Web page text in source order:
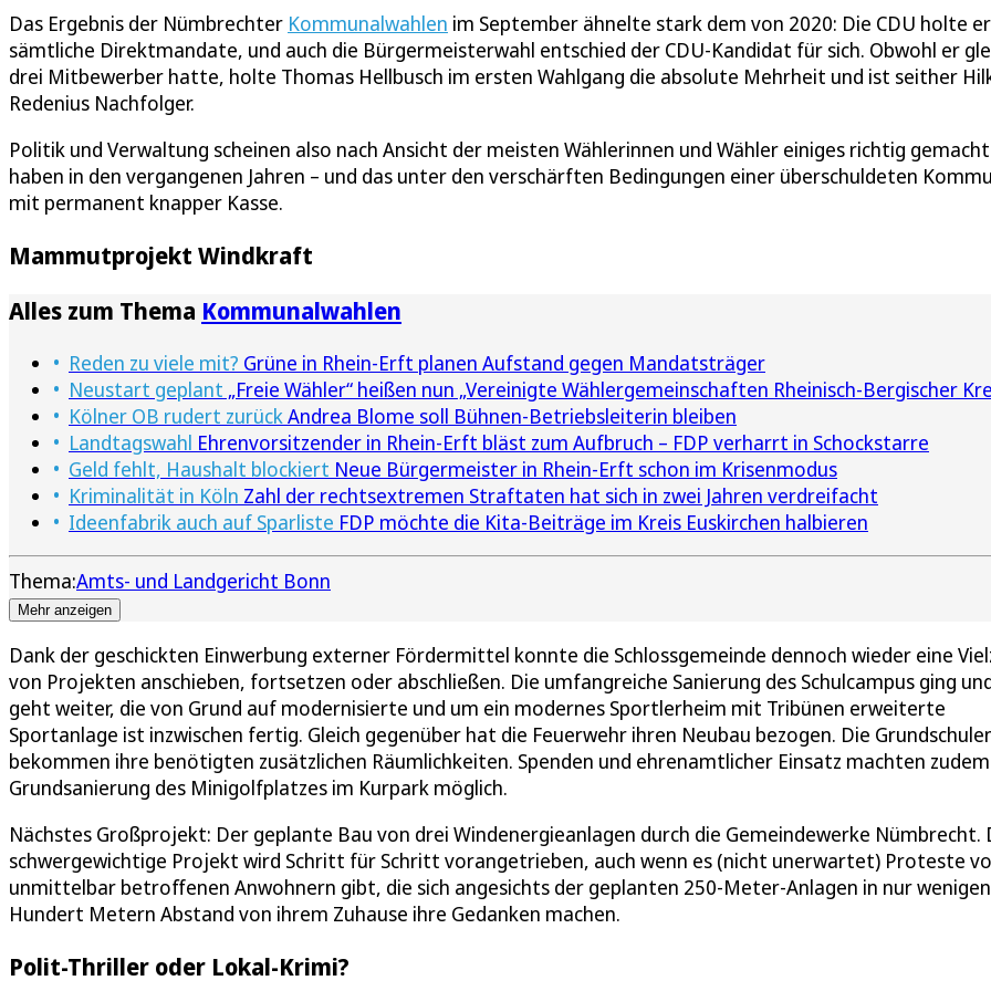
Das Ergebnis der Nümbrechter Kommunalwahlen im September ähnelte stark dem von 2020: Die CDU holte
sämtliche Direktmandate, und auch die Bürgermeisterwahl entschied der CDU-Kandidat für sich. Obwohl er
drei Mitbewerber hatte, holte Thomas Hellbusch im ersten Wahlgang die absolute Mehrheit und ist seither
Redenius Nachfolger.
Politik und Verwaltung scheinen also nach Ansicht der meisten Wählerinnen und Wähler einiges richtig
haben in den vergangenen Jahren – und das unter den verschärften Bedingungen einer überschuldeten
mit permanent knapper Kasse.
Mammutprojekt Windkraft
Alles zum Thema Kommunalwahlen
Reden zu viele mit? Grüne in Rhein-Erft planen Aufstand gegen Mandatsträger
Neustart geplant „Freie Wähler“ heißen nun „Vereinigte Wählergemeinschaften Rheinisch-Bergischer
Kölner OB rudert zurückAndrea Blome soll Bühnen-Betriebsleiterin bleiben
Landtagswahl Ehrenvorsitzender in Rhein-Erft bläst zum Aufbruch – FDP verharrt in Schockstarre
Geld fehlt, Haushalt blockiert Neue Bürgermeister in Rhein-Erft schon im Krisenmodus
Kriminalität in Köln Zahl der rechtsextremen Straftaten hat sich in zwei Jahren verdreifacht
Ideenfabrik auch auf Sparliste FDP möchte die Kita-Beiträge im Kreis Euskirchen halbieren
Thema:Amts- und Landgericht Bonn
Mehr anzeigen
Dank der geschickten Einwerbung externer Fördermittel konnte die Schlossgemeinde dennoch wieder eine
von Projekten anschieben, fortsetzen oder abschließen. Die umfangreiche Sanierung des Schulcampus ging
geht weiter, die von Grund auf modernisierte und um ein modernes Sportlerheim mit Tribünen erweiterte
Sportanlage ist inzwischen fertig. Gleich gegenüber hat die Feuerwehr ihren Neubau bezogen. Die
bekommen ihre benötigten zusätzlichen Räumlichkeiten. Spenden und ehrenamtlicher Einsatz machten
Grundsanierung des Minigolfplatzes im Kurpark möglich.
Nächstes Großprojekt: Der geplante Bau von drei Windenergieanlagen durch die Gemeindewerke Nümbrecht.
schwergewichtige Projekt wird Schritt für Schritt vorangetrieben, auch wenn es (nicht unerwartet) Proteste
unmittelbar betroffenen Anwohnern gibt, die sich angesichts der geplanten 250-Meter-Anlagen in nur wenigen
Hundert Metern Abstand von ihrem Zuhause ihre Gedanken machen.
Polit-Thriller oder Lokal-Krimi?